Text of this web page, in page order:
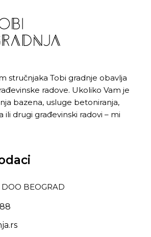
stručnjaka Tobi gradnje obavlja
radove. Ukoliko Vam je
bazena, usluge betoniranja,
ili drugi građevinski radovi – mi
BEOGRAD